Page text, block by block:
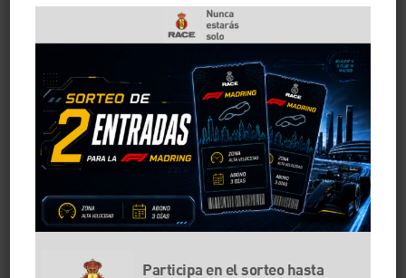
¿Qué hacer cuando sufres el
reventón de una rueda
mientras vas conduciendo?
No es común, pero existe el riesgo de que sufras un
reventón de una rueda de tu coche. La probabilidad
de que esto ocurra es menor si haces el
mantenimiento de los neumáticos cuando
corresponde. En cualquier caso, es mejor estar
preparados y conocer qué hay que hacer si esto
Participa en el sorteo hasta